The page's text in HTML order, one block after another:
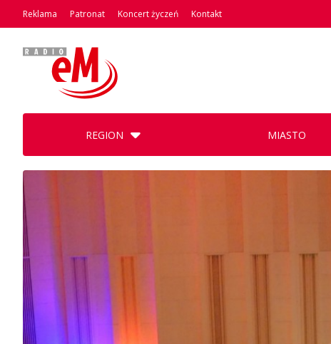
Reklama Patronat Koncert życzeń Kontakt
REGION MIASTO